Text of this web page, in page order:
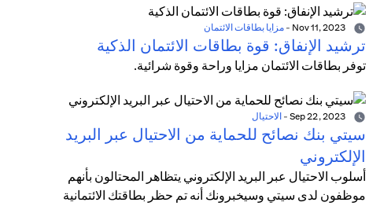
- مزايا بطاقات الائتمان
ترشيد الإنفاق: قوة بطاقات الائتمان الذكية
توفر بطاقات الائتمان مزايا وراحة وقوة شرائية.
- الاحتيال
سيتي بنك نصائح للحماية من الاحتيال عبر البريد
الإلكتروني
أسلوب الاحتيال عبر البريد الإلكتروني يتظاهر المحتالون بأنهم
موظفون لدى سيتي وسيخبرونك أنه تم حظر بطاقتك الائتمانية